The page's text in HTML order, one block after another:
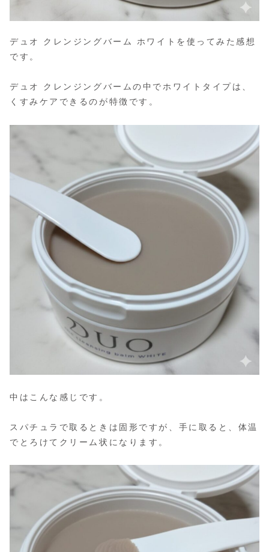
デュオ クレンジングバーム ホワイトを使ってみた感想
です。
デュオ クレンジングバームの中でホワイトタイプは、
くすみケアできるのが特徴です。
中はこんな感じです。
スパチュラで取るときは固形ですが、手に取ると、体温
でとろけてクリーム状になります。